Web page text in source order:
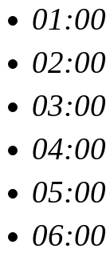
01:00
02:00
03:00
04:00
05:00
06:00